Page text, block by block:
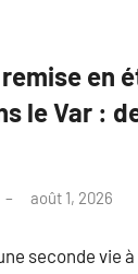
en
le Var :
août 1, 2026
seconde vie